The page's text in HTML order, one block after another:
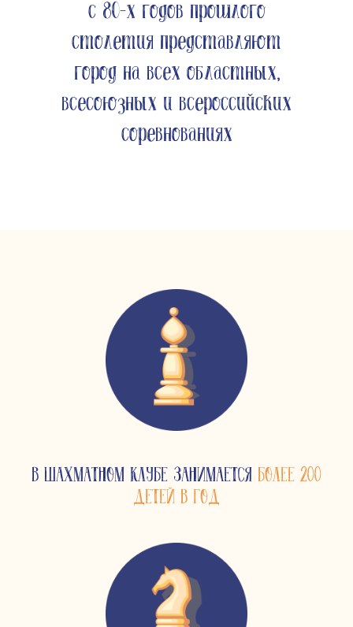
с 80-х годов прошлого
столетия представляют
город на всех областных,
всесоюзных и всероссийских
соревнованиях
В ШАХМАТНОМ КЛУБЕ ЗАНИМАЕТСЯ БОЛЕЕ 200
ДЕТЕЙ В ГОД